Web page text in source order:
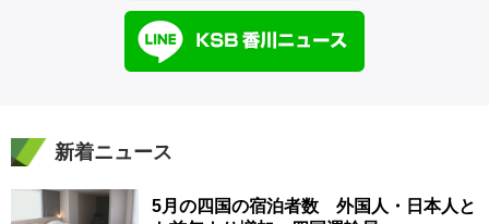
新着ニュース
5月の四国の宿泊者数 外国人・日本人と